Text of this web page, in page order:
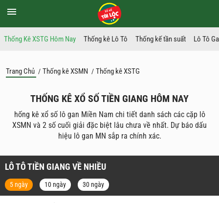
Thống Kê XSTG Hôm Nay Thống kê Lô Tô Thống kế tần suất Lô Tô
Trang Chủ / Thống kê XSMN / Thống kê XSTG
THỐNG KÊ XỔ SỐ TIỀN GIANG HÔM NAY
hống kê xổ số lô gan Miền Nam chi tiết danh sách các cặp lô
XSMN và 2 số cuối giải đặc biệt lâu chưa về nhất. Dự báo dấu
hiệu lô gan MN sắp ra chính xác.
LÔ TÔ TIỀN GIANG VỀ NHIỀU
5 ngày 10 ngày 30 ngày